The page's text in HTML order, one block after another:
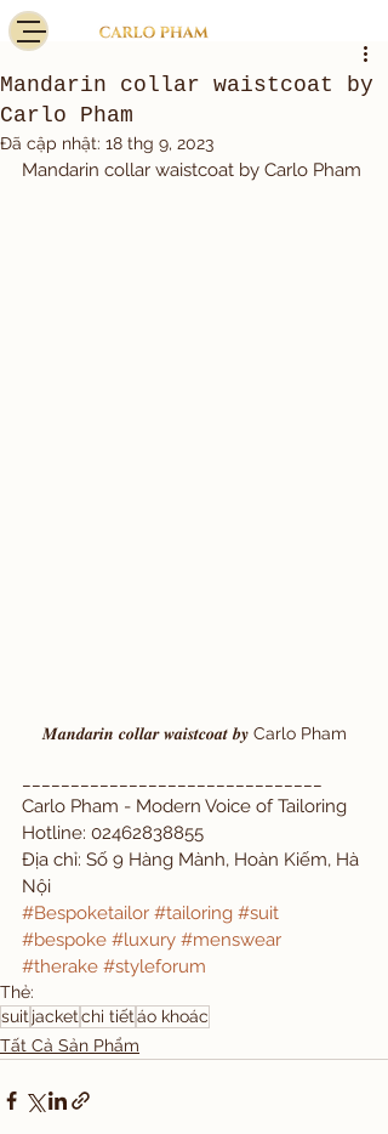
Mandarin collar waistcoat by
Carlo Pham
Đã cập nhật: 18 thg 9, 2023
Mandarin collar waistcoat by Carlo Pham
𝑴𝒂𝒏𝒅𝒂𝒓𝒊𝒏 𝒄𝒐𝒍𝒍𝒂𝒓 𝒘𝒂𝒊𝒔𝒕𝒄𝒐𝒂𝒕 𝒃𝒚 Carlo Pham
Carlo Pham - Modern Voice of Tailoring
Hotline: 02462838855
Địa chỉ: Số 9 Hàng Mành, Hoàn Kiếm, Hà
Nội
#Bespoketailor #tailoring #suit
#bespoke #luxury #menswear
#therake #styleforum
Thẻ:
suit jacketchi tiếtáo khoác
Tất Cả Sản Phẩm